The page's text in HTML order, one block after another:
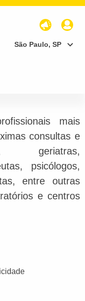
São Paulo, SP
mais
consultas e
geriatras,
psicólogos,
entre outras
e centros